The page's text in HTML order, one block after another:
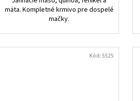
mäta. Kompletné krmivo pre dospelé
mačky.
Kód:5525